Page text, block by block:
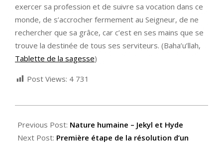
exercer sa profession et de suivre sa vocation dans ce
monde, de s’accrocher fermement au Seigneur, de ne
rechercher que sa grâce, car c’est en ses mains que se
trouve la destinée de tous ses serviteurs. (Baha’u’llah,
Tablette de la sagesse)
Post Views: 4 731
06-
24
Previous Post: Nature humaine – Jekyl et Hyde
Next Post: Première étape de la résolution d’un